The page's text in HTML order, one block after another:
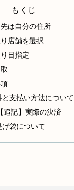
もくじ
は自分の住所
店舗を選択
日指定
と支払い方法について
【追記】実際の決済
げ袋について